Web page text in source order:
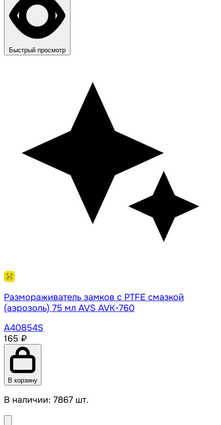
Быстрый просмотр
Размораживатель замков с PTFE смазкой
(аэрозоль) 75 мл AVS AVK-760
A40854S
165 ₽
В корзину
В наличии: 7867 шт.